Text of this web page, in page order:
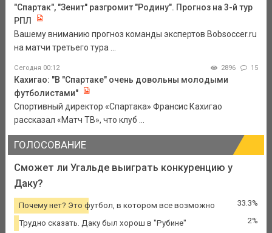
"Спартак", "Зенит" разгромит "Родину". Прогноз на 3-й тур
РПЛ
Вашему вниманию прогноз команды экспертов Bobsoccer.ru
на матчи третьего тура ...
Сегодня 00:12 2896 15
Кахигао: "В "Спартаке" очень довольны молодыми
футболистами"
Спортивный директор «Спартака» Франсис Кахигао
рассказал «Матч ТВ», что клуб ...
ГОЛОСОВАНИЕ
Сможет ли Угальде выиграть конкуренцию у
Даку?
Почему нет? Это футбол, в котором все возможно 33.3%
Трудно сказать. Даку был хорош в "Рубине" 2%